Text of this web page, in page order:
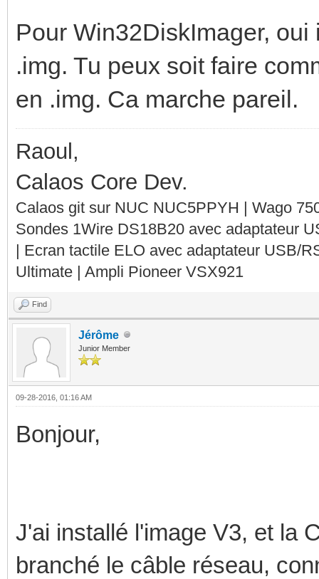
Pour Win32DiskImager,
.img. Tu peux soit faire
en .img. Ca marche pareil.
Raoul,
Calaos Core Dev.
Calaos git sur NUC NUC5PPYH | Wago
Sondes 1Wire DS18B20 avec adaptateur
| Ecran tactile ELO avec adaptateur USB/
Ultimate | Ampli Pioneer VSX921
Find
Jérôme
Junior Member
09-28-2016, 01:16 AM
Bonjour,
J'ai installé l'image V3, et la
branché le câble réseau,